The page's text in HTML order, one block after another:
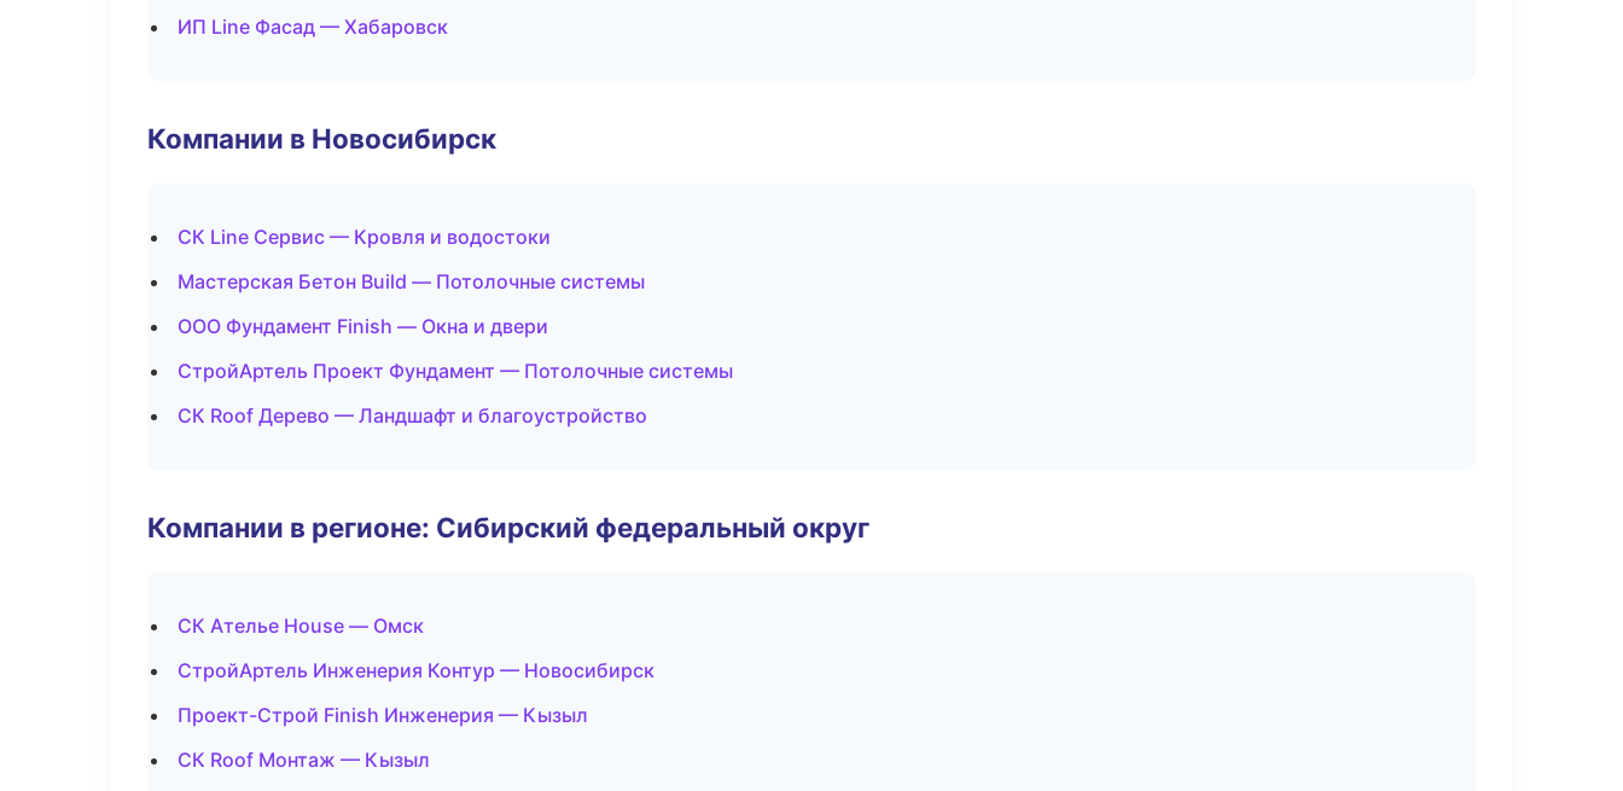
ИП Line Фасад — Хабаровск
Компании в Новосибирск
СК Line Сервис — Кровля и водостоки
Мастерская Бетон Build — Потолочные системы
ООО Фундамент Finish — Окна и двери
СтройАртель Проект Фундамент — Потолочные системы
СК Roof Дерево — Ландшафт и благоустройство
Компании в регионе: Сибирский федеральный округ
СК Ателье House — Омск
СтройАртель Инженерия Контур — Новосибирск
Проект-Строй Finish Инженерия — Кызыл
СК Roof Монтаж — Кызыл